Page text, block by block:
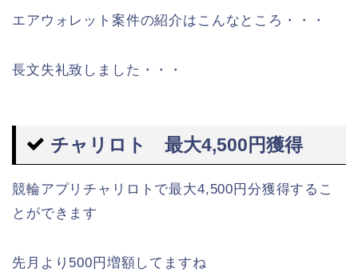
エアウォレット案件の紹介はこんなところ・・・
長文失礼致しました・・・
チャリロト 最大4,500円獲得
競輪アプリチャリロトで最大4,500円分獲得するこ
とができます
先月より500円増額してますね